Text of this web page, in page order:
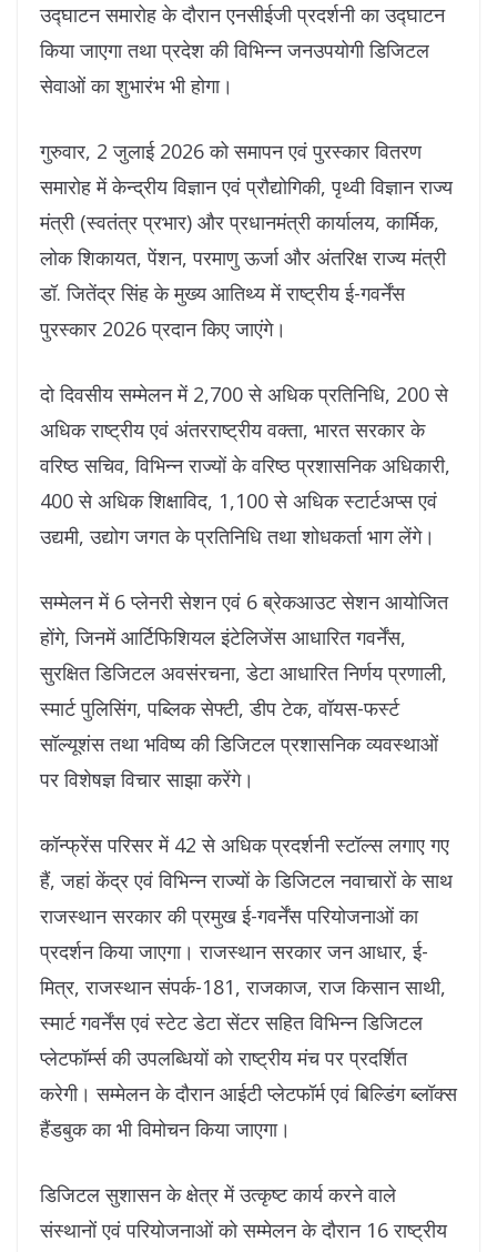
उद्घाटन समारोह के दौरान एनसीईजी प्रदर्शनी का उद्घाटन
किया जाएगा तथा प्रदेश की विभिन्न जनउपयोगी डिजिटल
सेवाओं का शुभारंभ भी होगा।
गुरुवार, 2 जुलाई 2026 को समापन एवं पुरस्कार वितरण
समारोह में केन्द्रीय विज्ञान एवं प्रौद्योगिकी, पृथ्वी विज्ञान राज्य
मंत्री (स्वतंत्र प्रभार) और प्रधानमंत्री कार्यालय, कार्मिक,
लोक शिकायत, पेंशन, परमाणु ऊर्जा और अंतरिक्ष राज्य मंत्री
डॉ. जितेंद्र सिंह के मुख्य आतिथ्य में राष्ट्रीय ई-गवर्नेंस
पुरस्कार 2026 प्रदान किए जाएंगे।
दो दिवसीय सम्मेलन में 2,700 से अधिक प्रतिनिधि, 200 से
अधिक राष्ट्रीय एवं अंतरराष्ट्रीय वक्ता, भारत सरकार के
वरिष्ठ सचिव, विभिन्न राज्यों के वरिष्ठ प्रशासनिक अधिकारी,
400 से अधिक शिक्षाविद, 1,100 से अधिक स्टार्टअप्स एवं
उद्यमी, उद्योग जगत के प्रतिनिधि तथा शोधकर्ता भाग लेंगे।
सम्मेलन में 6 प्लेनरी सेशन एवं 6 ब्रेकआउट सेशन आयोजित
होंगे, जिनमें आर्टिफिशियल इंटेलिजेंस आधारित गवर्नेंस,
सुरक्षित डिजिटल अवसंरचना, डेटा आधारित निर्णय प्रणाली,
स्मार्ट पुलिसिंग, पब्लिक सेफ्टी, डीप टेक, वॉयस-फर्स्ट
सॉल्यूशंस तथा भविष्य की डिजिटल प्रशासनिक व्यवस्थाओं
पर विशेषज्ञ विचार साझा करेंगे।
कॉन्फ्रेंस परिसर में 42 से अधिक प्रदर्शनी स्टॉल्स लगाए गए
हैं, जहां केंद्र एवं विभिन्न राज्यों के डिजिटल नवाचारों के साथ
राजस्थान सरकार की प्रमुख ई-गवर्नेंस परियोजनाओं का
प्रदर्शन किया जाएगा। राजस्थान सरकार जन आधार, ई-
मित्र, राजस्थान संपर्क-181, राजकाज, राज किसान साथी,
स्मार्ट गवर्नेंस एवं स्टेट डेटा सेंटर सहित विभिन्न डिजिटल
प्लेटफॉर्म्स की उपलब्धियों को राष्ट्रीय मंच पर प्रदर्शित
करेगी। सम्मेलन के दौरान आईटी प्लेटफॉर्म एवं बिल्डिंग ब्लॉक्स
हैंडबुक का भी विमोचन किया जाएगा।
डिजिटल सुशासन के क्षेत्र में उत्कृष्ट कार्य करने वाले
संस्थानों एवं परियोजनाओं को सम्मेलन के दौरान 16 राष्ट्रीय